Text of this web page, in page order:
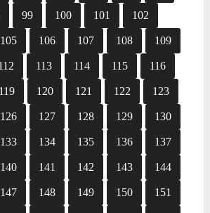
99 100 101 102
105 106 107 108 109
113 114 115 116
119 120 121 122 123
126 127 128 129 130
133 134 135 136 137
140 141 142 143 144
147 148 149 150 151